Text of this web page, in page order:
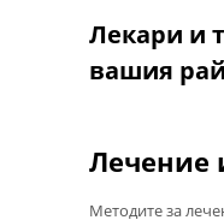
Лекари и
вашия
Лечение
Методите за